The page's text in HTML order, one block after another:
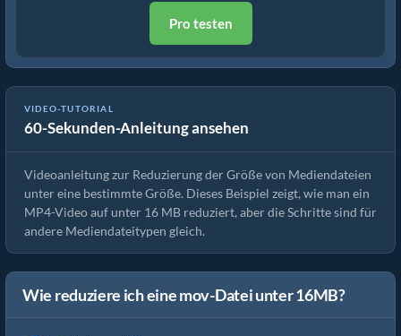
Pro testen
VIDEO-TUTORIAL
60-Sekunden-Anleitung ansehen
Wie man MP4 auf 16MB reduziert (Einfache Anleitung)
Videoanleitung zur Reduzierung der Größe von Mediendateien
unter eine bestimmte Größe. Dieses Beispiel zeigt, wie man ein
MP4-Video auf unter 16 MB reduziert, aber die Schritte sind für
andere Mediendateitypen gleich.
Wie reduziere ich eine mov-Datei unter 16MB?